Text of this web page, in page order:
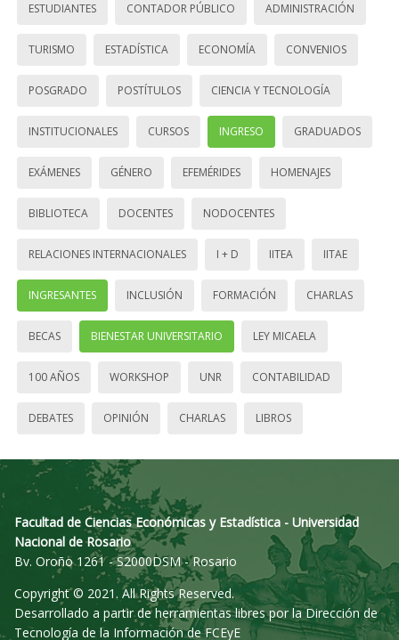
ESTUDIANTES CONTADOR PÚBLICO ADMINISTRACIÓN
TURISMO ESTADÍSTICA ECONOMÍA CONVENIOS
POSGRADO POSTÍTULOS CIENCIA Y TECNOLOGÍA
INSTITUCIONALES CURSOS INGRESO GRADUADOS
EXÁMENES GÉNERO EFEMÉRIDES HOMENAJES
BIBLIOTECA DOCENTES NODOCENTES
RELACIONES INTERNACIONALES I + D IITEA IITAE
INGRESANTES INCLUSIÓN FORMACIÓN CHARLAS
BECAS BIENESTAR UNIVERSITARIO LEY MICAELA
100 AÑOS WORKSHOP UNR CONTABILIDAD
DEBATES OPINIÓN CHARLAS LIBROS
Facultad de Ciencias Económicas y Estadística - Universidad
Nacional de Rosario
Bv. Oroño 1261 - S2000DSM - Rosario
Copyright © 2021. All Rights Reserved.
Desarrollado a partir de herramientas libres por la Dirección de
Tecnología de la Información de FCEyE